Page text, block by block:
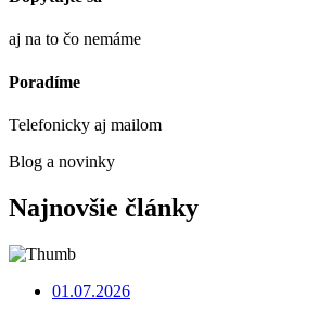
aj na to čo nemáme
Poradíme
Telefonicky aj mailom
Blog a novinky
Najnovšie články
01.07.2026